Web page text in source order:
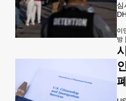
파
근
조
처
심
정
이
터
수
있
이
방 |